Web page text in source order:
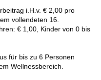
i.H.v. € 2,00 pro
vollendeten 16.
€ 1,00, Kinder von 0 bis
für bis zu 6 Personen
Wellnessbereich.